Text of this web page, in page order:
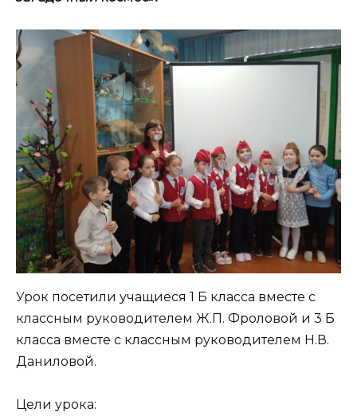
Урок посетили учащиеся 1 Б класса вместе с
классным руководителем Ж.П. Фроловой и 3 Б
класса вместе с классным руководителем Н.В.
Даниловой.
Цели урока: